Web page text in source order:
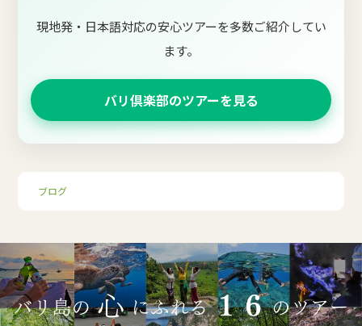
現地発・日本語対応の安心ツアーを多数ご紹介してい
ます。
バリ倶楽部のツアーを見る
ブログ